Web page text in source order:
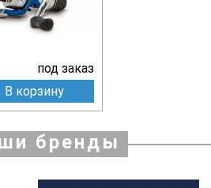
под заказ
В корзину
бренды